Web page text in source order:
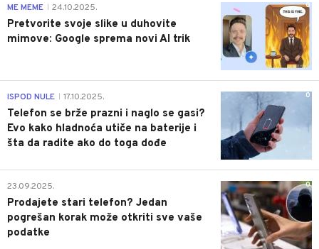
0
ME MEME 24.10.2025.
Pretvorite svoje slike u duhovite
mimove: Google sprema novi AI trik
0
ISPOD NULE 17.10.2025.
Telefon se brže prazni i naglo se gasi?
Evo kako hladnoća utiče na baterije i
šta da radite ako do toga dođe
0
23.09.2025.
Prodajete stari telefon? Jedan
pogrešan korak može otkriti sve vaše
podatke